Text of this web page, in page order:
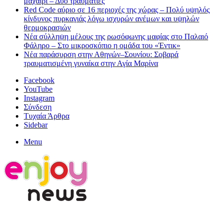
Red Code αύριο σε 16 περιοχές της χώρας – Πολύ υψηλός
κίνδυνος πυρκαγιάς λόγω ισχυρών ανέμων και υψηλών
θερμοκρασιών
Νέα σύλληψη μέλους της ρωσόφωνης μαφίας στο Παλαιό
Φάληρο – Στο μικροσκόπιο η ομάδα του «Έντικ»
Νέα παράσυρση στην Αθηνών–Σουνίου: Σοβαρά
τραυματισμένη γυναίκα στην Αγία Μαρίνα
Facebook
YouTube
Instagram
Σύνδεση
Τυχαία Άρθρα
Sidebar
Menu